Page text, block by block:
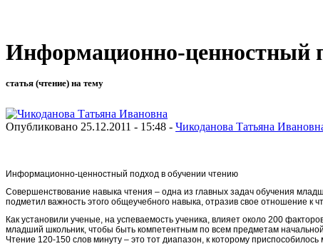
Информационно-ценностный
статья (чтение) на тему
Опубликовано 25.12.2011 - 15:48 - Чикоданова Татьяна
Информационно-ценностный подход в обучении чтению
Совершенствование навыка чтения – одна из главных задач обучения
подметил важность этого общеучебного навыка, отразив свое отношение к
Как установили ученые, на успеваемость ученика, влияет около 200
младший школьник, чтобы быть компетентным по всем предметам
Чтение 120-150 слов минуту – это тот диапазон, к которому